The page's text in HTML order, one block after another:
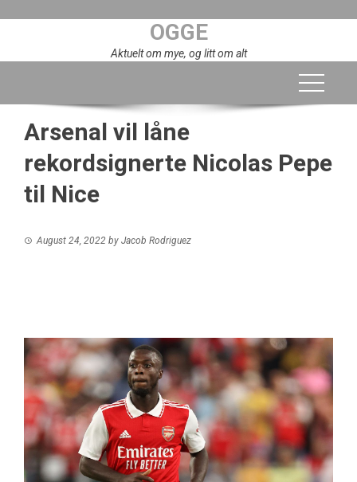
OGGE
Aktuelt om mye, og litt om alt
Arsenal vil låne
rekordsignerte Nicolas Pepe
til Nice
August 24, 2022 by Jacob Rodriguez